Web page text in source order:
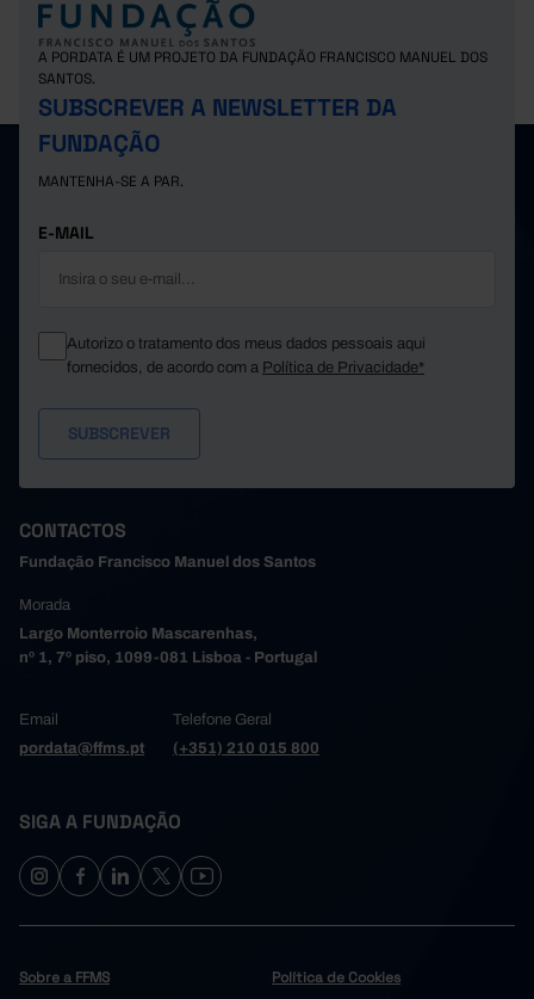
A PORDATA É UM PROJETO DA FUNDAÇÃO FRANCISCO MANUEL DOS
SANTOS.
SUBSCREVER A NEWSLETTER DA
FUNDAÇÃO
MANTENHA-SE A PAR.
E-MAIL
Autorizo o tratamento dos meus dados pessoais aqui
fornecidos, de acordo com a Política de Privacidade*
CONTACTOS
Fundação Francisco Manuel dos Santos
Morada
Largo Monterroio Mascarenhas,
nº 1, 7º piso, 1099-081 Lisboa - Portugal
Email
pordata@ffms.pt
Telefone Geral
(+351) 210 015 800
SIGA A FUNDAÇÃO
Sobre a FFMS Política de Cookies